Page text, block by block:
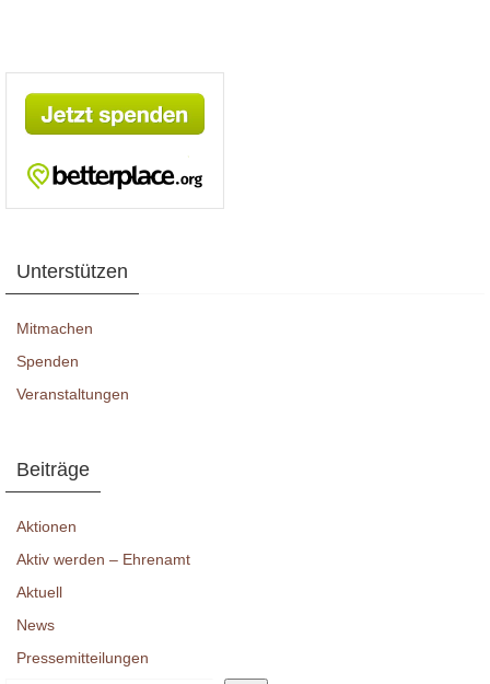
Unterstützen
Mitmachen
Spenden
Veranstaltungen
Beiträge
Aktionen
Aktiv werden – Ehrenamt
Aktuell
News
Pressemitteilungen